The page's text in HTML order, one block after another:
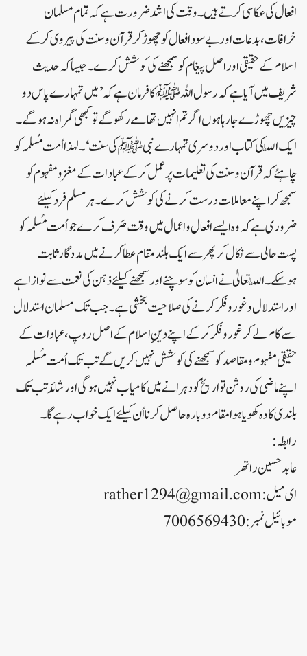
افعال کی عکاسی کرتے ہیں۔ وقت کی اشد ضرورت ہے کہ تمام مسلمان
خرافات، بدعات اور بے سود افعال کو چھوڑ کر قرآن و سنت کی پیروی کرکے
اسلام کے حقیقی اور اصل پیغام کو سمجھنے کی کوشش کرے۔ جیسا کہ حدیث
شریف میں آیا ہے کہ رسول اللہﷺ کا فرمان ہے کہ ’میں تمہارے پاس دو
چیزیں چھوڑے جارہا ہوں اگر تم انہیں تھامے رکھو گے تو کبھی گمراہ نہ ہوگے۔
ایک اللّٰہ کی کتاب اور دوسری تمہارے نبیﷺ کی سنت‘۔ لہذا اُمت مُسلمہ کو
چاہئے کہ قرآن وسنت کی تعلیمات پر عمل کرکے عبادات کے مغز و مفہوم کو
سمجھ کر اپنے معاملات درست کرنے کی کوشش کرے۔ ہر مسلم فرد کیلئے
ضروری ہے کہ وہ ایسے افعال واعمال میں وقت صَرف کرے جو اُمت مُسلمہ کو
پست حالی سے نکال کر پھر سے ایک بلند مقام عطا کرنے میں مددگار ثابت
ہوسکے۔ اللّٰہ تعالیٰ نے انسان کو سوچنے اور سمجھنے کیلئے ذہن کی نعمت سے نوازا ہے
اور استدلال و غور وفکر کرنے کی صلاحیت بخشی ہے۔ جب تک مسلمان استدلال
سے کام لے کر غور وفکر کرکے اپنے دینِ اسلام کے اصل روپ، عبادات کے
حقیقی مفہوم و مقاصد کو سمجھنے کی کوشش نہیں کریں گے تب تک اُمت مُسلمہ
اپنے ماضی کی روشن تواریخ کو دہرانے میں کامیاب نہیں ہوگی اور شائد تب تک
بلندی کا وہ کھویا ہوا مقام دوبارہ حاصل کرنا اُن کیلئے ایک خواب رہے گا۔
رابطہ :
عابد حسین راتھر
ای میل:rather1294@gmail.com
موبائیل نمبر : 7006569430